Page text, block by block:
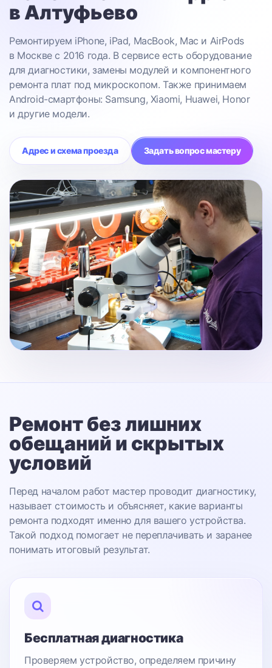
в Алтуфьево
Ремонтируем iPhone, iPad, MacBook, Mac и AirPods
в Москве с 2016 года. В сервисе есть оборудование
для диагностики, замены модулей и компонентного
ремонта плат под микроскопом. Также принимаем
Android-смартфоны: Samsung, Xiaomi, Huawei, Honor
и другие модели.
Адрес и схема проезда Задать вопрос мастеру
Ремонт без лишних
обещаний и скрытых
условий
Перед началом работ мастер проводит диагностику,
называет стоимость и объясняет, какие варианты
ремонта подходят именно для вашего устройства.
Такой подход помогает не переплачивать и заранее
понимать итоговый результат.
Бесплатная диагностика
Проверяем устройство, определяем причину